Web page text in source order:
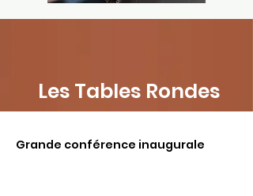
Les Tables Rondes
Grande conférence inaugurale